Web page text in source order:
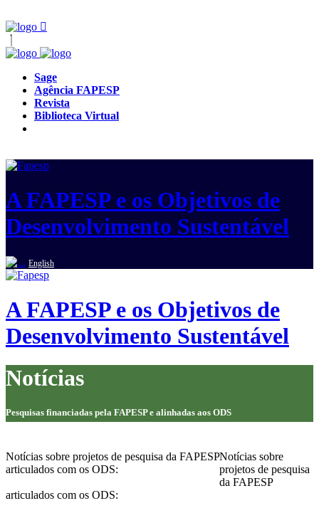
Sage
Agência FAPESP
Revista
Biblioteca Virtual
A FAPESP e os Objetivos de
Desenvolvimento Sustentável
English
A FAPESP e os Objetivos de
Desenvolvimento Sustentável
Notícias
Pesquisas financiadas pela FAPESP e alinhadas aos ODS
Notícias sobre projetos de pesquisa da FAPESP
articulados com os ODS:
Notícias sobre
projetos de pesquisa
da FAPESP
articulados com os ODS: